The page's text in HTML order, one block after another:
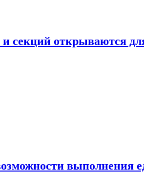
секций открываются
выполнения